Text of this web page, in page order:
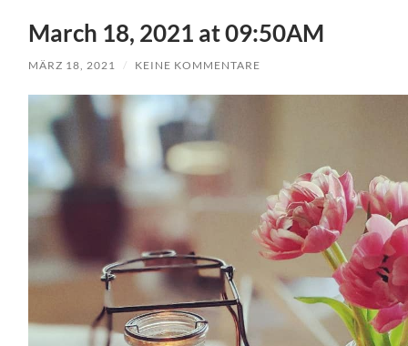
March 18, 2021 at 09:50AM
MÄRZ 18, 2021 / KEINE KOMMENTARE